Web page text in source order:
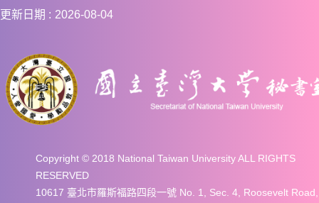
更新日期 2026-08-04
Copyright © 2018 National Taiwan University ALL RIGHTS
RESERVED
10617 臺北市羅斯福路四段一號 No. 1, Sec. 4, Roosevelt Road,